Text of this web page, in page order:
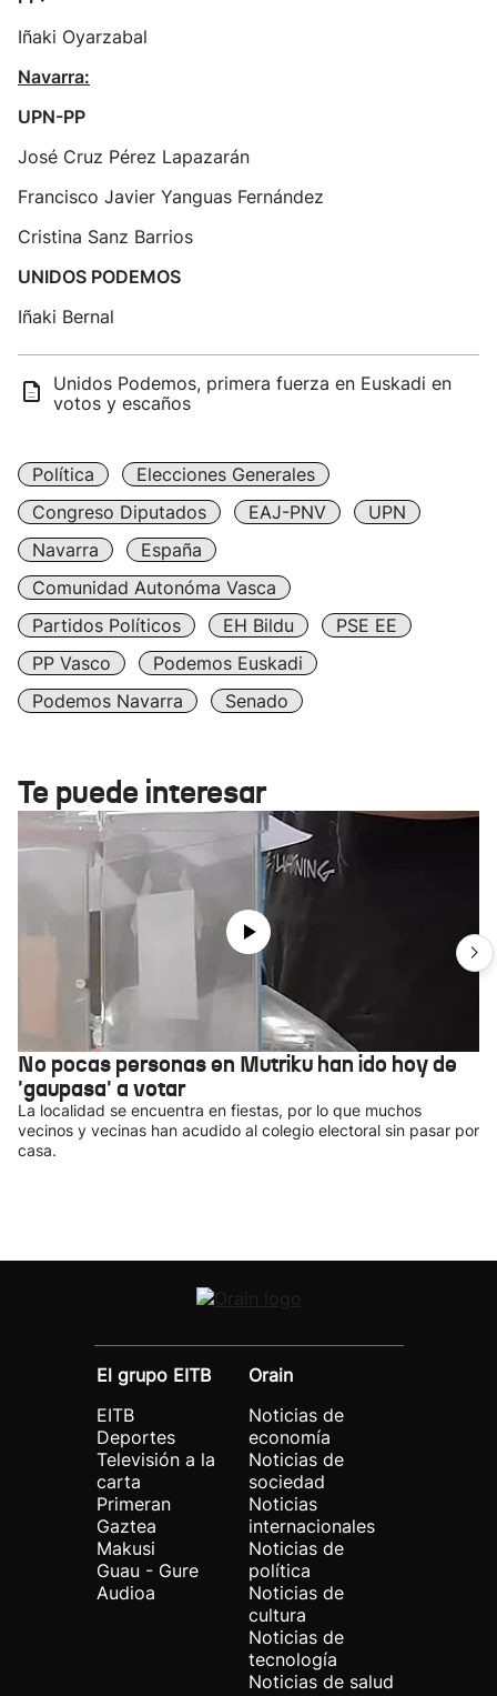
Iñaki Oyarzabal
Navarra:
UPN-PP
José Cruz Pérez Lapazarán
Francisco Javier Yanguas Fernández
Cristina Sanz Barrios
UNIDOS PODEMOS
Iñaki Bernal
Unidos Podemos, primera fuerza en Euskadi en
votos y escaños
Política
Elecciones Generales
Congreso Diputados
EAJ-PNV
UPN
Navarra
España
Comunidad Autonóma Vasca
Partidos Políticos
EH Bildu
PSE EE
PP Vasco
Podemos Euskadi
Podemos Navarra
Senado
Te puede interesar
No pocas personas en Mutriku han ido hoy de
'gaupasa' a votar
La localidad se encuentra en fiestas, por lo que muchos
vecinos y vecinas han acudido al colegio electoral sin pasar por
casa.
El grupo EITB
EITB
Deportes
Televisión a la
carta
Primeran
Gaztea
Makusi
Guau - Gure
Audioa
Orain
Noticias de
economía
Noticias de
sociedad
Noticias
internacionales
Noticias de
política
Noticias de
cultura
Noticias de
tecnología
Noticias de salud